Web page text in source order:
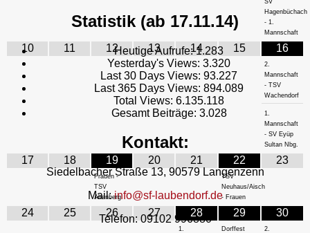
Hagenbüchach
- 1.
Mannschaft
10 11 12 13 14 15 16
2.
Mannschaft
- TSV
Wachendorf
1.
Mannschaft
- SV Eyüp
Sultan Nbg.
17 18 19
Frauen -
TSV
Altenberg
20 21 22
TSV
Neuhaus/Aisch
- Frauen
23
24 25 26 27 28
1.
29
Dorffest
30
2.
Statistik (ab 17.11.14)
Heutige Aufrufe:1.283
Yesterday's Views: 3.320
Last 30 Days Views: 93.227
Last 365 Days Views: 894.089
Total Views: 6.135.118
Gesamt Beiträge: 3.028
Kontakt:
Siedelbacher Straße 13, 90579 Langenzenn
Mail:info@sf-laubendorf.de
Telefon: 09102 996880